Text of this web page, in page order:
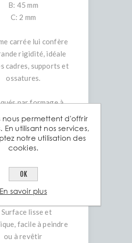
B: 45 mm
C: 2 mm
carrée lui confère
rigidité, idéale
cadres, supports et
ossatures.
par formage à
à partir de tôles
à chaud, nos tubes
garantissent :
uniforme aux
dimensionnelle
à la norme EN
Surface lisse et
facile à peindre
ou à revêtir
nous permettent d'offrir
En utilisant nos services,
notre utilisation des
cookies.
OK
En savoir plus